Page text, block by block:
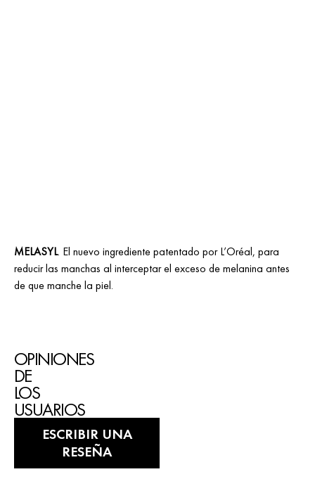
MELASYL. El nuevo ingrediente patentado por L’Oréal, para
reducir las manchas al interceptar el exceso de melanina antes
de que manche la piel.
OPINIONES
DE
LOS
USUARIOS
ESCRIBIR UNA
RESEÑA